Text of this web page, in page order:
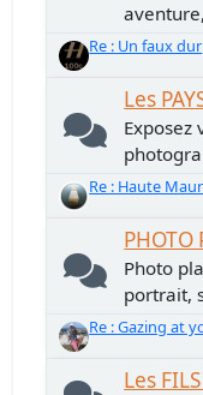
Re : Un faux dur
Les
Exposez
Re : Haute
PHOTO
Photo
portrait,
Re : Gazing at
Les